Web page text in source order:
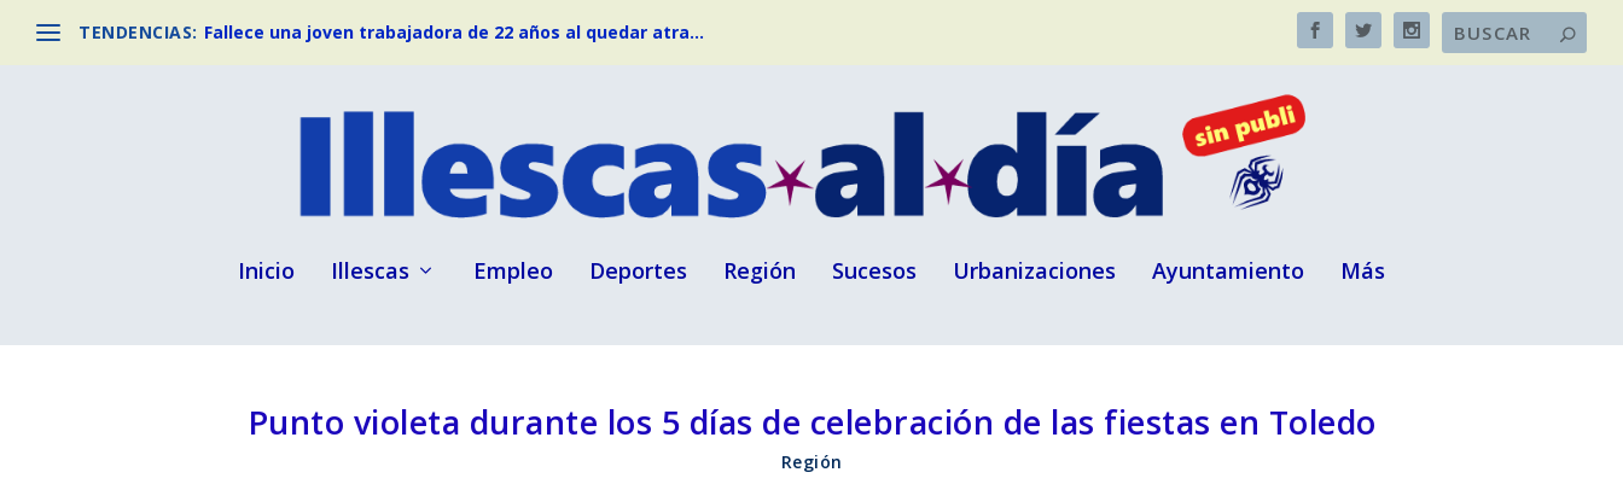
TENDENCIAS: Fallece una joven trabajadora de 22 años al quedar atra...
Inicio Illescas Empleo Deportes Región Sucesos Urbanizaciones Ayuntamiento Más
Punto violeta durante los 5 días de celebración de las fiestas en Toledo
Región